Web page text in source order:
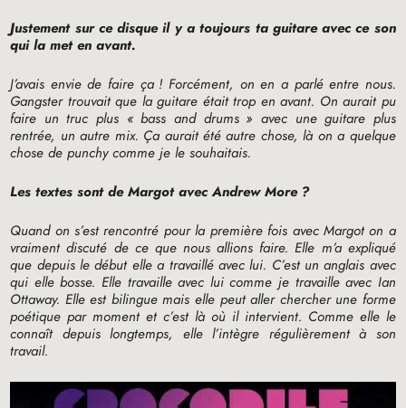
Justement sur ce disque il y a toujours ta guitare avec ce son
qui la met en avant.
J’avais envie de faire ça ! Forcément, on en a parlé entre nous.
Gangster trouvait que la guitare était trop en avant. On aurait pu
faire un truc plus « bass and drums » avec une guitare plus
rentrée, un autre mix. Ça aurait été autre chose, là on a quelque
chose de punchy comme je le souhaitais.
Les textes sont de Margot avec Andrew More ?
Quand on s’est rencontré pour la première fois avec Margot on a
vraiment discuté de ce que nous allions faire. Elle m’a expliqué
que depuis le début elle a travaillé avec lui. C’est un anglais avec
qui elle bosse. Elle travaille avec lui comme je travaille avec Ian
Ottaway. Elle est bilingue mais elle peut aller chercher une forme
poétique par moment et c’est là où il intervient. Comme elle le
connaît depuis longtemps, elle l’intègre régulièrement à son
travail.